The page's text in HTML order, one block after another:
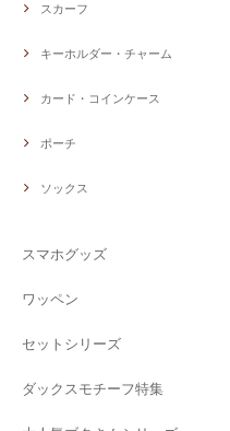
スカーフ
キーホルダー・チャーム
カード・コインケース
ポーチ
ソックス
スマホグッズ
ワッペン
セットシリーズ
ダックスモチーフ特集